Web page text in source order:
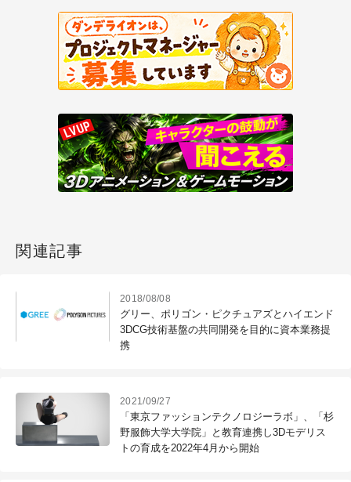
関連記事
2018/08/08
グリー、ポリゴン・ピクチュアズとハイエンド
3DCG技術基盤の共同開発を目的に資本業務提
携
2021/09/27
「東京ファッションテクノロジーラボ」、「杉
野服飾大学大学院」と教育連携し3Dモデリス
トの育成を2022年4月から開始